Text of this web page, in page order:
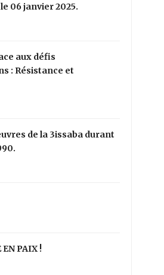
06 janvier 2025.
aux défis
: Résistance et
de la 3issaba durant
EN PAIX !